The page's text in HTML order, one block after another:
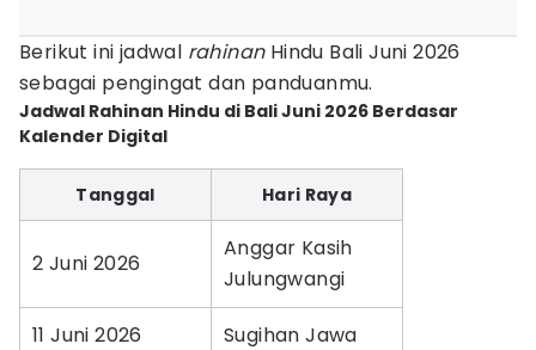
Berikut ini jadwal rahinan Hindu Bali Juni 2026
sebagai pengingat dan panduanmu.
Jadwal Rahinan Hindu di Bali Juni 2026 Berdasar
Kalender Digital
Tanggal Hari Raya
2 Juni 2026
Anggar Kasih
Julungwangi
11 Juni 2026 Sugihan Jawa